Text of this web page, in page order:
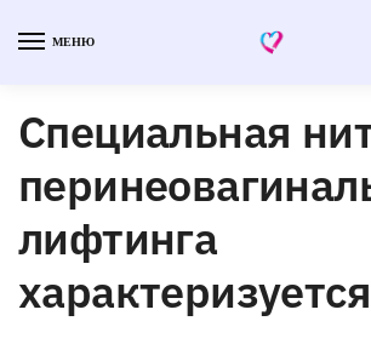
МЕНЮ
Специальная
лифтинга
характеризуется